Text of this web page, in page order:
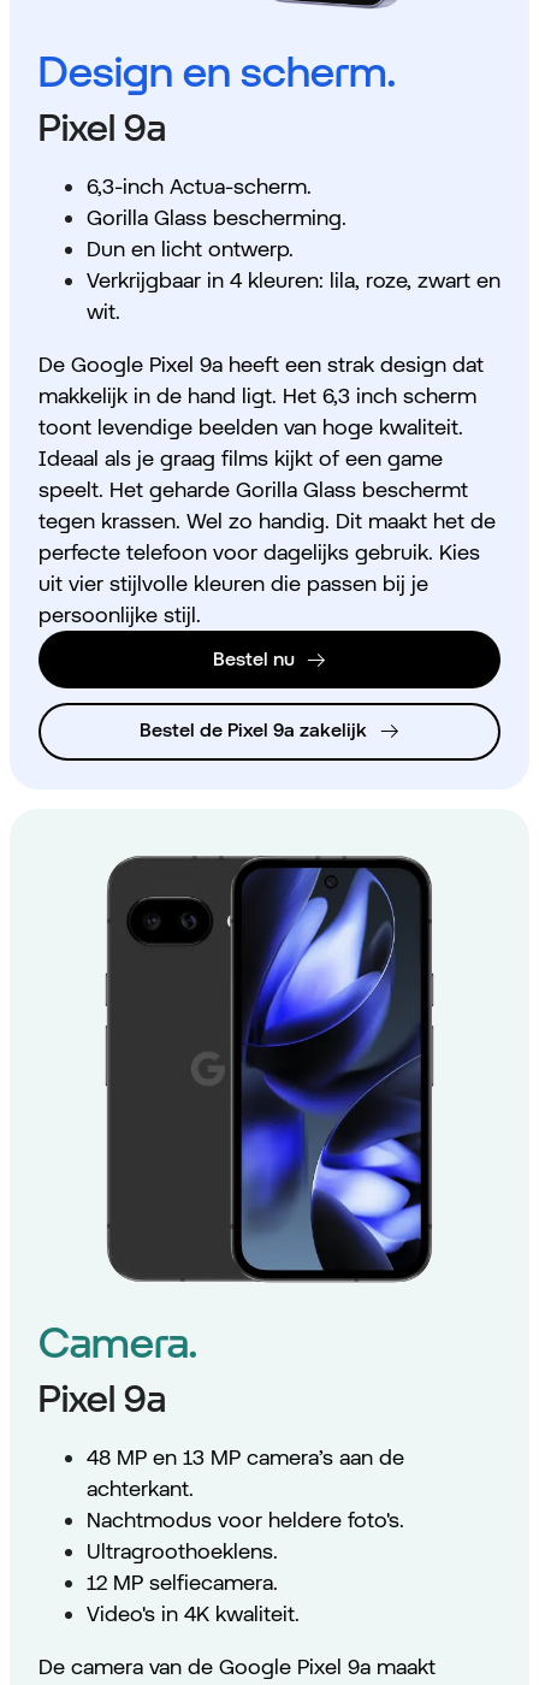
Design en scherm.
Pixel 9a
6,3-inch Actua-scherm.
Gorilla Glass bescherming.
Dun en licht ontwerp.
Verkrijgbaar in 4 kleuren: lila, roze, zwart en
wit.
De Google Pixel 9a heeft een strak design dat
makkelijk in de hand ligt. Het 6,3 inch scherm
toont levendige beelden van hoge kwaliteit.
Ideaal als je graag films kijkt of een game
speelt. Het geharde Gorilla Glass beschermt
tegen krassen. Wel zo handig. Dit maakt het de
perfecte telefoon voor dagelijks gebruik. Kies
uit vier stijlvolle kleuren die passen bij je
persoonlijke stijl.
Bestel nu
Bestel de Pixel 9a zakelijk
Camera.
Pixel 9a
48 MP en 13 MP camera’s aan de
achterkant.
Nachtmodus voor heldere foto's.
Ultragroothoeklens.
12 MP selfiecamera.
Video's in 4K kwaliteit.
De camera van de Google Pixel 9a maakt